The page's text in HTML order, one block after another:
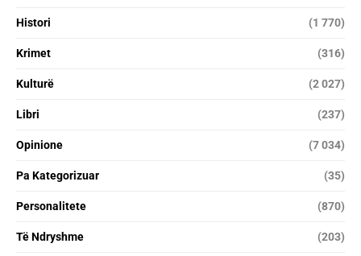
Histori (1 770)
Krimet (316)
Kulturë (2 027)
Libri (237)
Opinione (7 034)
Pa Kategorizuar (35)
Personalitete (870)
Të Ndryshme (203)